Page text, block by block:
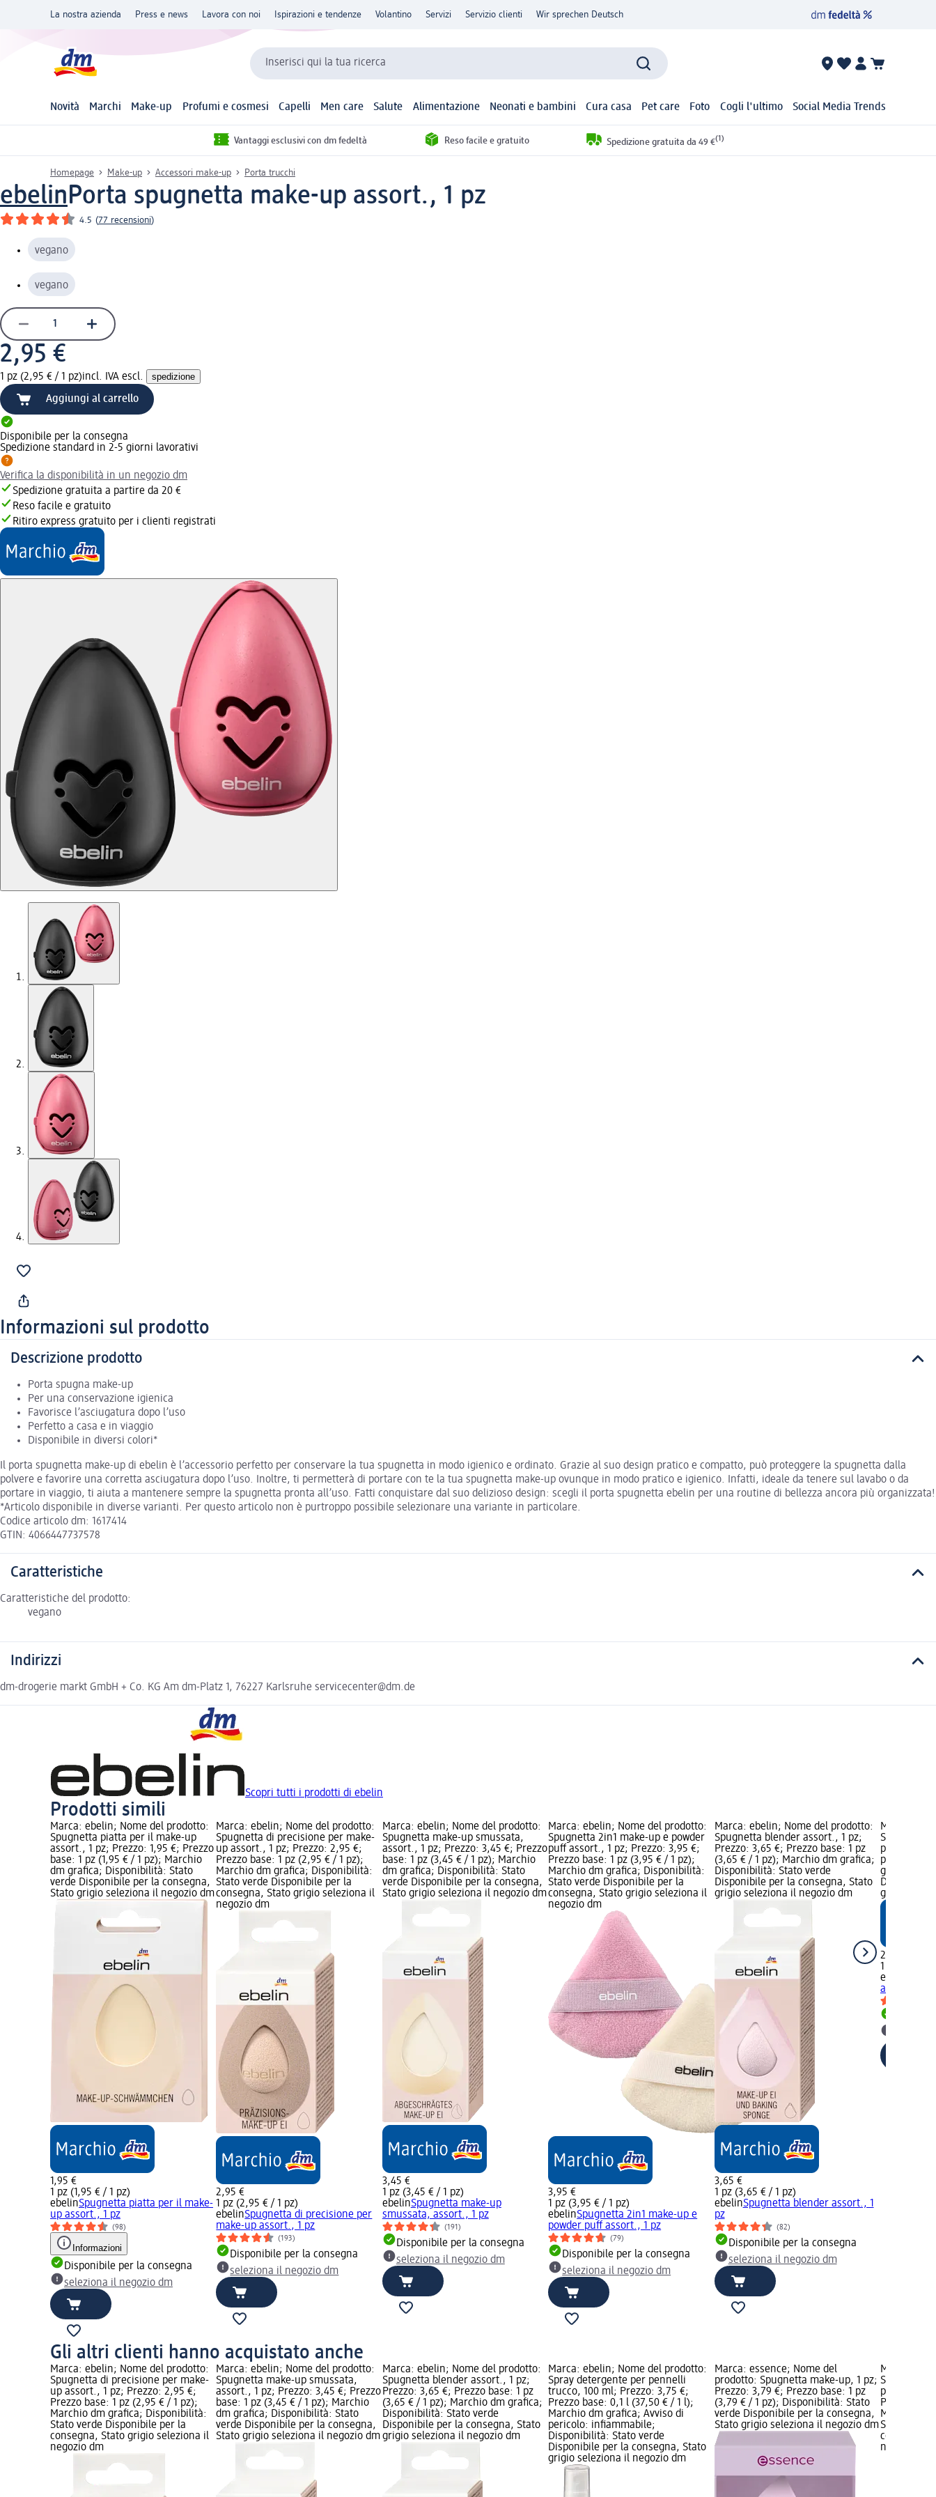
La nostra azienda Press e news Lavora con noi Ispirazioni e tendenze Volantino Servizi Servizio clienti Wir sprechen Deutsch
Inserisci qui la tua ricerca
Novità Marchi Make-up Profumi e cosmesi Capelli Men care Salute Alimentazione Neonati e bambini Cura casa Pet care Foto Cogli l'ultimo Social Media Trends
Vantaggi esclusivi con dm fedeltà Reso facile e gratuito Spedizione gratuita da 49 €(1)
Homepage Make-up Accessori make-up Porta trucchi
ebelinPorta spugnetta make-up assort., 1 pz
4.5 (77 recensioni)
vegano
vegano
2,95 €
1 pz (2,95 € / 1 pz)incl. IVA escl. spedizione
Aggiungi al carrello
Disponibile per la consegna
Spedizione standard in 2-5 giorni lavorativi
Verifica la disponibilità in un negozio dm
Spedizione gratuita a partire da 20 €
Reso facile e gratuito
Ritiro express gratuito per i clienti registrati
Informazioni sul prodotto
Descrizione prodotto
Porta spugna make-up
Per una conservazione igienica
Favorisce l’asciugatura dopo l’uso
Perfetto a casa e in viaggio
Disponibile in diversi colori*
Il porta spugnetta make-up di ebelin è l’accessorio perfetto per conservare la tua spugnetta in modo igienico e ordinato. Grazie al suo design pratico e compatto, può proteggere la spugnetta dalla
polvere e favorire una corretta asciugatura dopo l’uso. Inoltre, ti permetterà di portare con te la tua spugnetta make-up ovunque in modo pratico e igienico. Infatti, ideale da tenere sul lavabo o da
portare in viaggio, ti aiuta a mantenere sempre la spugnetta pronta all’uso. Fatti conquistare dal suo delizioso design: scegli il porta spugnetta ebelin per una routine di bellezza ancora più organizzata!
*Articolo disponibile in diverse varianti. Per questo articolo non è purtroppo possibile selezionare una variante in particolare.
Codice articolo dm: 1617414
GTIN: 4066447737578
Caratteristiche
Caratteristiche del prodotto:
vegano
Indirizzi
dm-drogerie markt GmbH + Co. KG Am dm-Platz 1, 76227 Karlsruhe servicecenter@dm.de
Scopri tutti i prodotti di ebelin
Prodotti simili
Marca: ebelin; Nome del prodotto:
Spugnetta piatta per il make-up
assort., 1 pz; Prezzo: 1,95 €; Prezzo
base: 1 pz (1,95 € / 1 pz); Marchio
dm grafica; Disponibilità: Stato
verde Disponibile per la consegna,
Stato grigio seleziona il negozio dm
1,95 €
1 pz (1,95 € / 1 pz)
ebelinSpugnetta piatta per il make-
up assort., 1 pz
(98)
Informazioni
Disponibile per la consegna
seleziona il negozio dm
Marca: ebelin; Nome del prodotto:
Spugnetta di precisione per make-
up assort., 1 pz; Prezzo: 2,95 €;
Prezzo base: 1 pz (2,95 € / 1 pz);
Marchio dm grafica; Disponibilità:
Stato verde Disponibile per la
consegna, Stato grigio seleziona il
negozio dm
2,95 €
1 pz (2,95 € / 1 pz)
ebelinSpugnetta di precisione per
make-up assort., 1 pz
(193)
Disponibile per la consegna
seleziona il negozio dm
Marca: ebelin; Nome del prodotto:
Spugnetta make-up smussata,
assort., 1 pz; Prezzo: 3,45 €; Prezzo
base: 1 pz (3,45 € / 1 pz); Marchio
dm grafica; Disponibilità: Stato
verde Disponibile per la consegna,
Stato grigio seleziona il negozio dm
3,45 €
1 pz (3,45 € / 1 pz)
ebelinSpugnetta make-up
smussata, assort., 1 pz
(191)
Disponibile per la consegna
seleziona il negozio dm
Marca: ebelin; Nome del prodotto:
Spugnetta 2in1 make-up e powder
puff assort., 1 pz; Prezzo: 3,95 €;
Prezzo base: 1 pz (3,95 € / 1 pz);
Marchio dm grafica; Disponibilità:
Stato verde Disponibile per la
consegna, Stato grigio seleziona il
negozio dm
3,95 €
1 pz (3,95 € / 1 pz)
ebelinSpugnetta 2in1 make-up e
powder puff assort., 1 pz
(79)
Disponibile per la consegna
seleziona il negozio dm
Marca: ebelin; Nome del prodotto:
Spugnetta blender assort., 1 pz;
Prezzo: 3,65 €; Prezzo base: 1 pz
(3,65 € / 1 pz); Marchio dm grafica;
Disponibilità: Stato verde
Disponibile per la consegna, Stato
grigio seleziona il negozio dm
3,65 €
1 pz (3,65 € / 1 pz)
ebelinSpugnetta blender assort., 1
pz
(82)
Disponibile per la consegna
seleziona il negozio dm
Marca:
Spugna
pz; Prezzo:
pz (2,99 € /
grafica;
Disponibile
grigio
2,99 €
1 pz (2,99 €
ebelin
assort., 1 pz
Gli altri clienti hanno acquistato anche
Marca: ebelin; Nome del prodotto:
Spugnetta di precisione per make-
up assort., 1 pz; Prezzo: 2,95 €;
Prezzo base: 1 pz (2,95 € / 1 pz);
Marchio dm grafica; Disponibilità:
Stato verde Disponibile per la
consegna, Stato grigio seleziona il
negozio dm
Marca: ebelin; Nome del prodotto:
Spugnetta make-up smussata,
assort., 1 pz; Prezzo: 3,45 €; Prezzo
base: 1 pz (3,45 € / 1 pz); Marchio
dm grafica; Disponibilità: Stato
verde Disponibile per la consegna,
Stato grigio seleziona il negozio dm
Marca: ebelin; Nome del prodotto:
Spugnetta blender assort., 1 pz;
Prezzo: 3,65 €; Prezzo base: 1 pz
(3,65 € / 1 pz); Marchio dm grafica;
Disponibilità: Stato verde
Disponibile per la consegna, Stato
grigio seleziona il negozio dm
Marca: ebelin; Nome del prodotto:
Spray detergente per pennelli
trucco, 100 ml; Prezzo: 3,75 €;
Prezzo base: 0,1 l (37,50 € / 1 l);
Marchio dm grafica; Avviso di
pericolo: infiammabile;
Disponibilità: Stato verde
Disponibile per la consegna, Stato
grigio seleziona il negozio dm
Marca: essence; Nome del
prodotto: Spugnetta make-up, 1 pz;
Prezzo: 3,79 €; Prezzo base: 1 pz
(3,79 € / 1 pz); Disponibilità: Stato
verde Disponibile per la consegna,
Stato grigio seleziona il negozio dm
Marca:
Spugnetta
puff
Prezzo
Marchio
Stato
consegna,
negozio dm